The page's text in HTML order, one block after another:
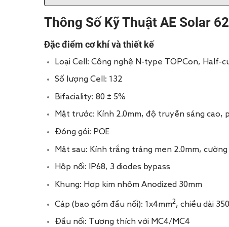
Thông Số Kỹ Thuật AE Solar
Đặc điểm cơ khí và thiết kế
Loại Cell: Công nghệ N-type TOPCon, Half-
Số lượng Cell: 132
Bifaciality: 80 ± 5%
Mặt trước: Kính 2.0mm, độ truyền sáng cao,
Đóng gói: POE
Mặt sau: Kính trắng tráng men 2.0mm, cường
Hộp nối: IP68, 3 diodes bypass
Khung: Hợp kim nhôm Anodized 30mm
Cáp (bao gồm đầu nối): 1x4mm2, chiều dài
Đầu nối: Tương thích với MC4/MC4